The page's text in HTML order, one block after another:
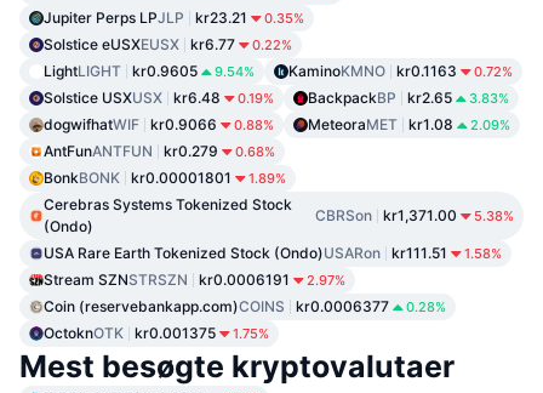
Jupiter Perps LPJLP kr23.21 0.35%
Solstice eUSXEUSX kr6.77 0.22%
LightLIGHT kr0.9605 9.54% KaminoKMNO kr0.1163 0.72%
Solstice USXUSX kr6.48 0.19% BackpackBP kr2.65 3.83%
dogwifhatWIF kr0.9066 0.88% MeteoraMET kr1.08 2.09%
AntFunANTFUN kr0.279 0.68%
BonkBONK kr0.00001801 1.89%
Cerebras Systems Tokenized Stock
(Ondo)
CBRSon kr1,371.00 5.38%
USA Rare Earth Tokenized Stock (Ondo)USARon kr111.51 1.58%
Stream SZNSTRSZN kr0.0006191 2.97%
Coin (reservebankapp.com)COINS kr0.0006377 0.28%
OctoknOTK kr0.001375 1.75%
Mest besøgte kryptovalutaer